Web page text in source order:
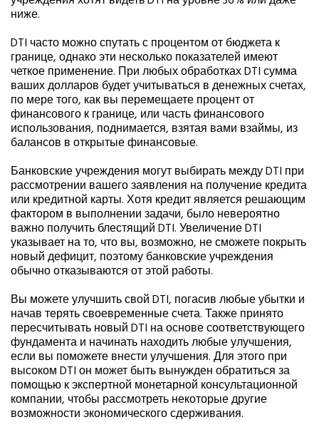
ниже.
DTI часто можно спутать с процентом от бюджета к
границе, однако эти несколько показателей имеют
четкое применение. При любых обработках DTI сумма
ваших долларов будет учитываться в денежных счетах,
по мере того, как вы перемещаете процент от
финансового к границе, или часть финансового
использования, поднимается, взятая вами взаймы, из
балансов в открытые финансовые.
Банковские учреждения могут выбирать между DTI при
рассмотрении вашего заявления на получение кредита
или кредитной карты. Хотя кредит является решающим
фактором в выполнении задачи, было невероятно
важно получить блестящий DTI. Увеличение DTI
указывает на то, что вы, возможно, не сможете покрыть
новый дефицит, поэтому банковские учреждения
обычно отказываются от этой работы.
Вы можете улучшить свой DTI, погасив любые убытки и
начав терять своевременные счета. Также принято
пересчитывать новый DTI на основе соответствующего
фундамента и начинать находить любые улучшения,
если вы поможете внести улучшения. Для этого при
высоком DTI он может быть вынужден обратиться за
помощью к экспертной монетарной консультационной
компании, чтобы рассмотреть некоторые другие
возможности экономического сдерживания.